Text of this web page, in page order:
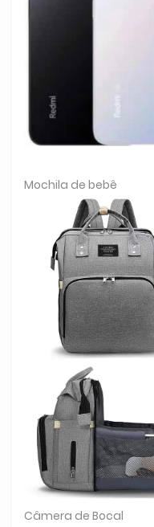
Mochila de bebê
Câmera de Bocal